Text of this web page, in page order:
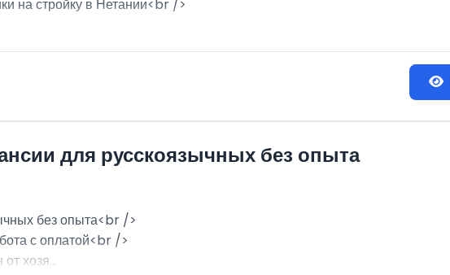
на стройку в Нетании<br />
для русскоязычных без опыта
без опыта<br />
с оплатой<br />
хозя...